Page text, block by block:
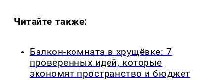
Читайте также:
Балкон-комната в хрущёвке: 7
проверенных идей, которые
экономят пространство и бюджет